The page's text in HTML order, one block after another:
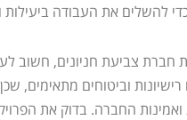
להשלים את העבודה ביעילות
חברת צביעת חניונים, חשוב
רישיונות וביטוחים מתאימים,
ואמינות החברה. בדוק את